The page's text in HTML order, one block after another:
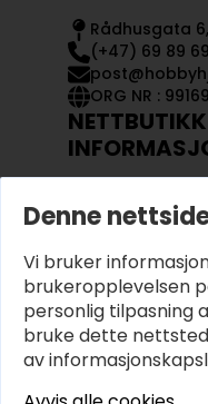
Rådhusgata
(+47) 69 89
ORG NR :
NETTBUTIKK
OM OSS
KJØPSVILKÅR
PERSONVERN
Denne
Vi bruker
brukeropplevelsen
personlig tilpasning
bruke dette
av